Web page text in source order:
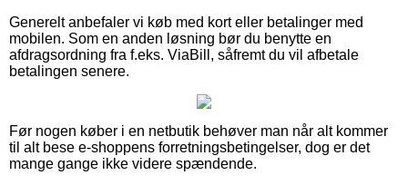
Generelt anbefaler vi køb med kort eller betalinger med
mobilen. Som en anden løsning bør du benytte en
afdragsordning fra f.eks. ViaBill, såfremt du vil afbetale
betalingen senere.
Før nogen køber i en netbutik behøver man når alt kommer
til alt bese e-shoppens forretningsbetingelser, dog er det
mange gange ikke videre spændende.